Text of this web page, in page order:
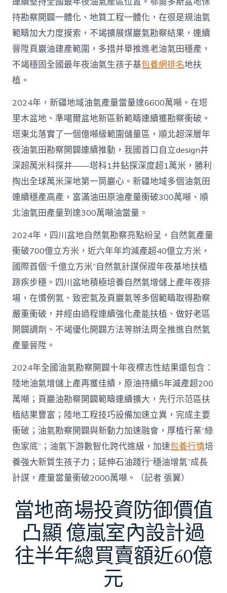
持勘察開闢一體化、地質工程一體化，在很是規油氣
範疇加大力度摸索，不竭擴展煤巖氣勘察結果，連續
晉陞頁巖油建產範圍，多措并舉推進老油氣田穩產，
不竭穩固全國最年夜油氣生孩子基包養網排名地扶
植。
2024年，新疆地域油氣產量當量達6600萬噸。在塔
里木盆地、準噶爾盆地新區新範疇連續獲勘察衝破。
塔東北落實了一個億噸級範圍儲量區，順北超深層年
夜油氣田勘察開闢連續推動，我國首口自立design井
深超萬米科探井——塔科1井鉆探深度超1萬米，勝利
掏出全球萬米深地第一筒巖心。新疆地域多個油氣田
連續穩產高產，富滿油田原油產量衝破300萬噸、順
北油氣田產量到達300萬噸油當量。
2024年，四川盆地自然氣勘察亮點紛呈，自然氣產量
衝破700億立方米，近六年年均減產超40億立方米，
國際首個“千億立方米”自然氣計謀保證年夜基地扶植
蹄疾步穩。四川盆地積極培養自然氣增儲上產年夜排
場，在慣例氣、致密氣及頁巖氣等多個範疇取得勘察
嚴重衝破，并經由過程連續強化產能扶植、做好老區
開闢調劑、不竭優化開闢方法等辦法周全推進自然氣
產量晉陞。
2024年全國油氣勘察開闢十年夜標志性結果還包含：
陸地油氣增儲上產再獲佳績，原油持續5年減產超200
萬噸；頁巖油勘察開闢範疇連續擴大，先行示范區扶
植結果豐富；陸地工程技巧設備加速立異，完成主要
衝破；油氣勘察開闢與新動力加速融會，厚植行業“綠
色家底”；油氣下游數智化跨代進級，加速包養行情培
養強大新質生孩子力；延伸石油踐行“穩油增氣”成長
計謀，產量當量衝破2000萬噸。（記者 張翼）
當地商場投資防御價值
凸顯 億嵐室內設計過
往半年總買賣額近60億
元